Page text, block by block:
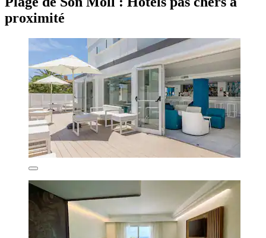
proximité